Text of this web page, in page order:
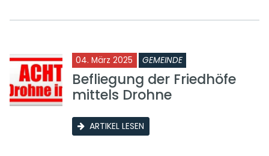
04. März 2025 GEMEINDE
Befliegung der Friedhöfe
mittels Drohne
ARTIKEL LESEN